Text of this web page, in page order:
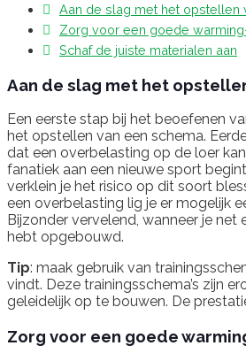
Aan de slag met het opstellen
Zorg voor een goede
Schaf de juiste materialen aan
Aan de slag met het
Een eerste stap bij het beoefenen
het opstellen van een schema.
dat een overbelasting op de loer
fanatiek aan een nieuwe sport
verklein je het risico op dit soort
een overbelasting lig je er mogelijk
Bijzonder vervelend, wanneer je net
hebt opgebouwd.
Tip: maak gebruik van
vindt. Deze trainingsschema’s zijn
geleidelijk op te bouwen. De
Zorg voor een goede